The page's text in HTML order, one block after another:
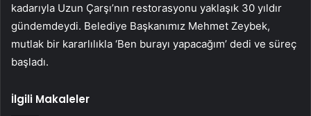
kadarıyla Uzun Çarşı’nın restorasyonu yaklaşık 30 yıldır
gündemdeydi. Belediye Başkanımız Mehmet Zeybek,
mutlak bir kararlılıkla ‘Ben burayı yapacağım’ dedi ve süreç
başladı.
İlgili Makaleler